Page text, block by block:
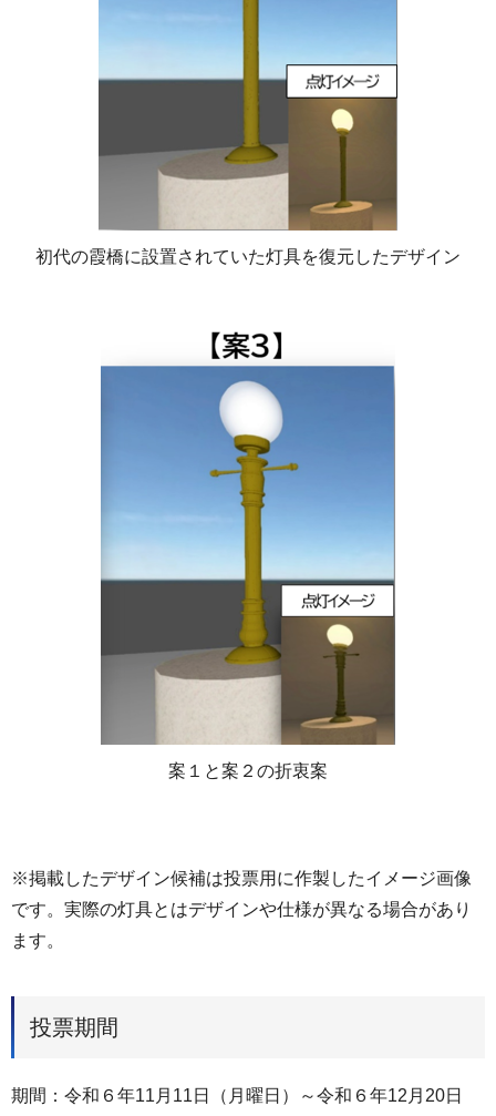
初代の霞橋に設置されていた灯具を復元したデザイン
案１と案２の折衷案
※掲載したデザイン候補は投票用に作製したイメージ画像
です。実際の灯具とはデザインや仕様が異なる場合があり
ます。
投票期間
期間：令和６年11月11日（月曜日）～令和６年12月20日